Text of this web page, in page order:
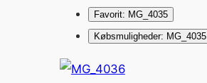
Favorit: MG_4035
Købsmuligheder: MG_4035